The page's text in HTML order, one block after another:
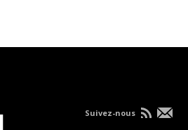
Suivez-nous